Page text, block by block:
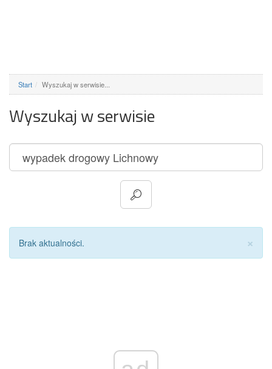
Start Wyszukaj w serwisie...
Wyszukaj w serwisie
×
Brak aktualności.